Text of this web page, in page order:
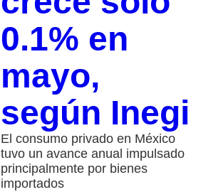
0.1% en
mayo,
según Inegi
El consumo privado en México
tuvo un avance anual impulsado
principalmente por bienes
importados